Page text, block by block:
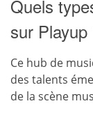
Quels
sur Playup
Ce hub de
des talents
de la scène